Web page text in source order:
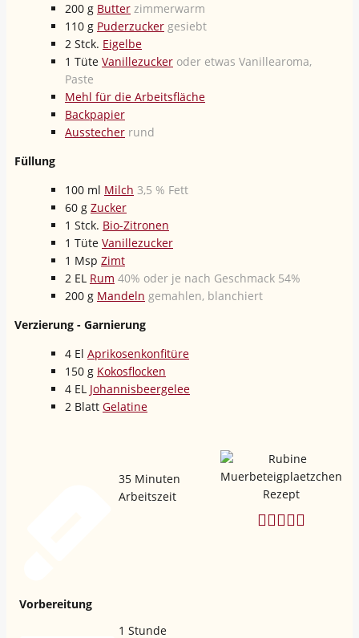
200 g Butter zimmerwarm
110 g Puderzucker gesiebt
2 Stck. Eigelbe
1 Tüte Vanillezucker oder etwas Vanillearoma,
Paste
Mehl für die Arbeitsfläche
Backpapier
Ausstecher rund
Füllung
100 ml Milch 3,5 % Fett
60 g Zucker
1 Stck. Bio-Zitronen
1 Tüte Vanillezucker
1 Msp Zimt
2 EL Rum 40% oder je nach Geschmack 54%
200 g Mandeln gemahlen, blanchiert
Verzierung - Garnierung
4 El Aprikosenkonfitüre
150 g Kokosflocken
4 EL Johannisbeergelee
2 Blatt Gelatine
Vorbereitung
35 Minuten
Arbeitszeit
1 Stunde